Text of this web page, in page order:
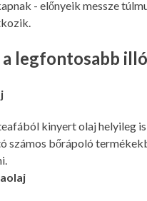
- előnyeik messze
legfontosabb
kinyert olaj helyileg
számos bőrápoló